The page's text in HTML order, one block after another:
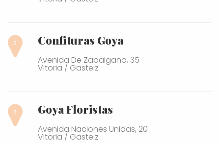
Confituras Goya
Avenida De Zabalgana, 35
Vitoria / Gasteiz
Goya Floristas
Avenida Naciones Unidas, 20
Vitoria / Gasteiz